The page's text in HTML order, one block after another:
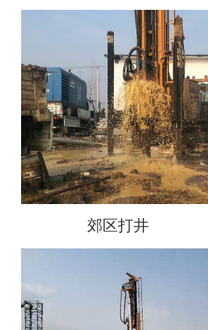
郊区打井